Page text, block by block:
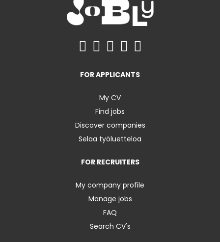
FOR APPLICANTS
My CV
Find jobs
Discover companies
Selaa työluetteloa
FOR RECRUITERS
My company profile
Manage jobs
FAQ
Search CV's